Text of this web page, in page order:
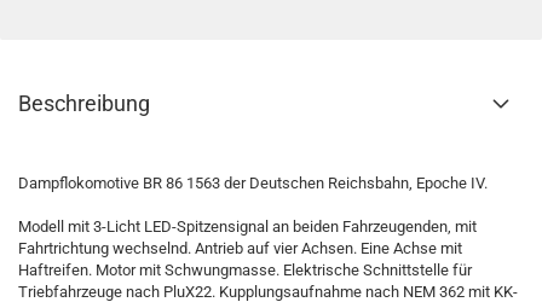
Beschreibung
Dampflokomotive BR 86 1563 der Deutschen Reichsbahn, Epoche IV.
Modell mit 3-Licht LED-Spitzensignal an beiden Fahrzeugenden, mit
Fahrtrichtung wechselnd. Antrieb auf vier Achsen. Eine Achse mit
Haftreifen. Motor mit Schwungmasse. Elektrische Schnittstelle für
Triebfahrzeuge nach PluX22. Kupplungsaufnahme nach NEM 362 mit KK-